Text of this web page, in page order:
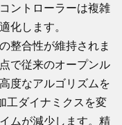
ントローラーは複雑
化します。
整合性が維持されま
で従来のオープンル
度なアルゴリズムを
工ダイナミクスを変
ムが減少します。精